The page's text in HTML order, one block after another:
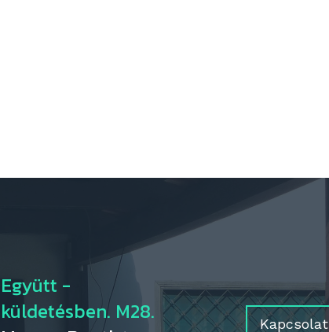
Együtt -
küldetésben. M28.
Kapcsolat